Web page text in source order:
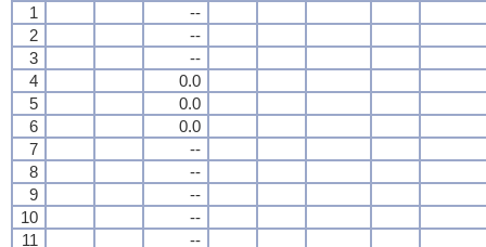
1
--
2
--
3
--
4
0.0
5
0.0
6
0.0
7
--
8
--
9
--
10
--
11
--